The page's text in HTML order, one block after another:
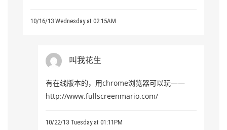
10/16/13 Wednesday at 02:15AM
叫我花生
有在线版本的，用chrome浏览器可以玩——
http://www.fullscreenmario.com/
10/22/13 Tuesday at 01:11PM